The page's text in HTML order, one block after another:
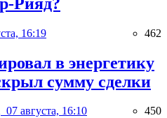
16:19 462
в энергетику
сумму сделки
07 августа, 16:10 450